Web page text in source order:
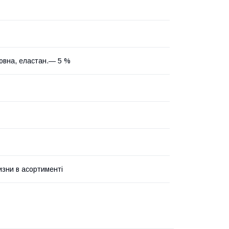
еластан.― 5 %
в асортименті